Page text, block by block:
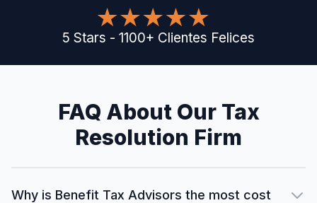
5 Stars - 1100+ Clientes Felices
FAQ About Our Tax
Resolution Firm
Why is Benefit Tax Advisors the most cost